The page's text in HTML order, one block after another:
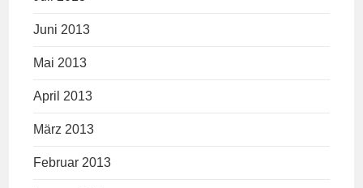
Juni 2013
Mai 2013
April 2013
März 2013
Februar 2013